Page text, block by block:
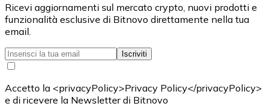
Ricevi aggiornamenti sul mercato crypto, nuovi prodotti e
funzionalità esclusive di Bitnovo direttamente nella tua
email.
Iscriviti
Accetto la <privacyPolicy>Privacy Policy</privacyPolicy>
e di ricevere la Newsletter di Bitnovo